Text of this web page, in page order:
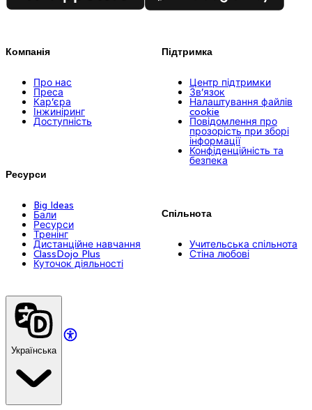
Компанія
Про нас
Преса
Кар’єра
Інжиніринг
Доступність
Ресурси
Big Ideas
Бали
Ресурси
Тренінг
Дистанційне навчання
ClassDojo Plus
Куточок діяльності
Підтримка
Центр підтримки
Зв’язок
Налаштування файлів
cookie
Повідомлення про
прозорість при зборі
інформації
Конфіденційність та
безпека
Спільнота
Учительська спільнота
Стіна любові
Українська